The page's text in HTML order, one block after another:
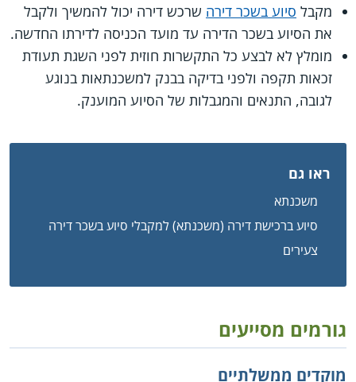
מקבל סיוע בשכר דירה שרכש דירה יכול להמשיך ולקבל
את הסיוע בשכר הדירה עד מועד הכניסה לדירתו החדשה.
מומלץ לא לבצע כל התקשרות חוזית לפני השגת תעודת
זכאות תקפה ולפני בדיקה בבנק למשכנתאות בנוגע
לגובה, התנאים והמגבלות של הסיוע המוענק.
ראו גם
משכנתא
סיוע ברכישת דירה (משכנתא) למקבלי סיוע בשכר דירה
צעירים
גורמים מסייעים
מוקדים ממשלתיים